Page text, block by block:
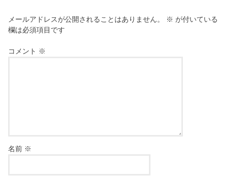
メールアドレスが公開されることはありません。 ※ が付いている
欄は必須項目です
コメント ※
名前 ※